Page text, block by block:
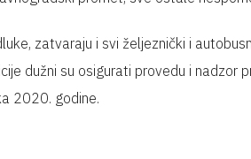
zatvaraju i svi željeznički i
dužni su osigurati provedu i nadzor
2020. godine.